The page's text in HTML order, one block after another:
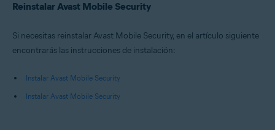
Reinstalar Avast Mobile Security
Si necesitas reinstalar Avast Mobile Security, en el artículo siguiente
encontrarás las instrucciones de instalación:
Instalar Avast Mobile Security
Instalar Avast Mobile Security